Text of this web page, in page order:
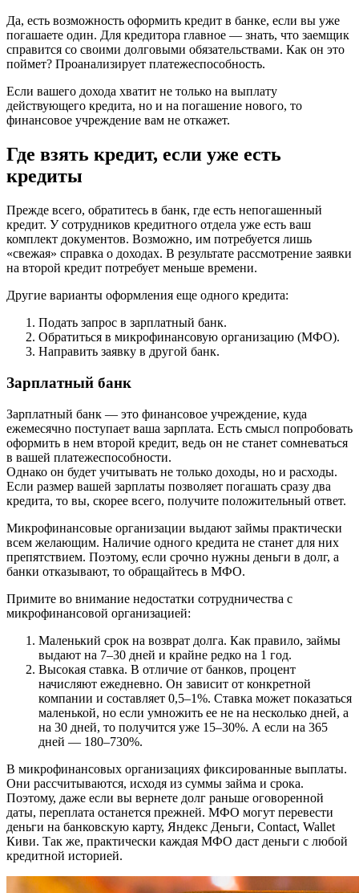
Да, есть возможность оформить кредит в банке, если вы уже
погашаете один. Для кредитора главное — знать, что заемщик
справится со своими долговыми обязательствами. Как он это
поймет? Проанализирует платежеспособность.
Если вашего дохода хватит не только на выплату
действующего кредита, но и на погашение нового, то
финансовое учреждение вам не откажет.
Где взять кредит, если уже есть
кредиты
Прежде всего, обратитесь в банк, где есть непогашенный
кредит. У сотрудников кредитного отдела уже есть ваш
комплект документов. Возможно, им потребуется лишь
«свежая» справка о доходах. В результате рассмотрение заявки
на второй кредит потребует меньше времени.
Другие варианты оформления еще одного кредита:
Подать запрос в зарплатный банк.
Обратиться в микрофинансовую организацию (МФО).
Направить заявку в другой банк.
Зарплатный банк
Зарплатный банк — это финансовое учреждение, куда
ежемесячно поступает ваша зарплата. Есть смысл попробовать
оформить в нем второй кредит, ведь он не станет сомневаться
в вашей платежеспособности.
Однако он будет учитывать не только доходы, но и расходы.
Если размер вашей зарплаты позволяет погашать сразу два
кредита, то вы, скорее всего, получите положительный ответ.
Микрофинансовые организации выдают займы практически
всем желающим. Наличие одного кредита не станет для них
препятствием. Поэтому, если срочно нужны деньги в долг, а
банки отказывают, то обращайтесь в МФО.
Примите во внимание недостатки сотрудничества с
микрофинансовой организацией:
Маленький срок на возврат долга. Как правило, займы
выдают на 7–30 дней и крайне редко на 1 год.
Высокая ставка. В отличие от банков, процент
начисляют ежедневно. Он зависит от конкретной
компании и составляет 0,5–1%. Ставка может показаться
маленькой, но если умножить ее не на несколько дней, а
на 30 дней, то получится уже 15–30%. А если на 365
дней — 180–730%.
В микрофинансовых организациях фиксированные выплаты.
Они рассчитываются, исходя из суммы займа и срока.
Поэтому, даже если вы вернете долг раньше оговоренной
даты, переплата останется прежней. МФО могут перевести
деньги на банковскую карту, Яндекс Деньги, Contact, Wallet
Киви. Так же, практически каждая МФО даст деньги с любой
кредитной историей.